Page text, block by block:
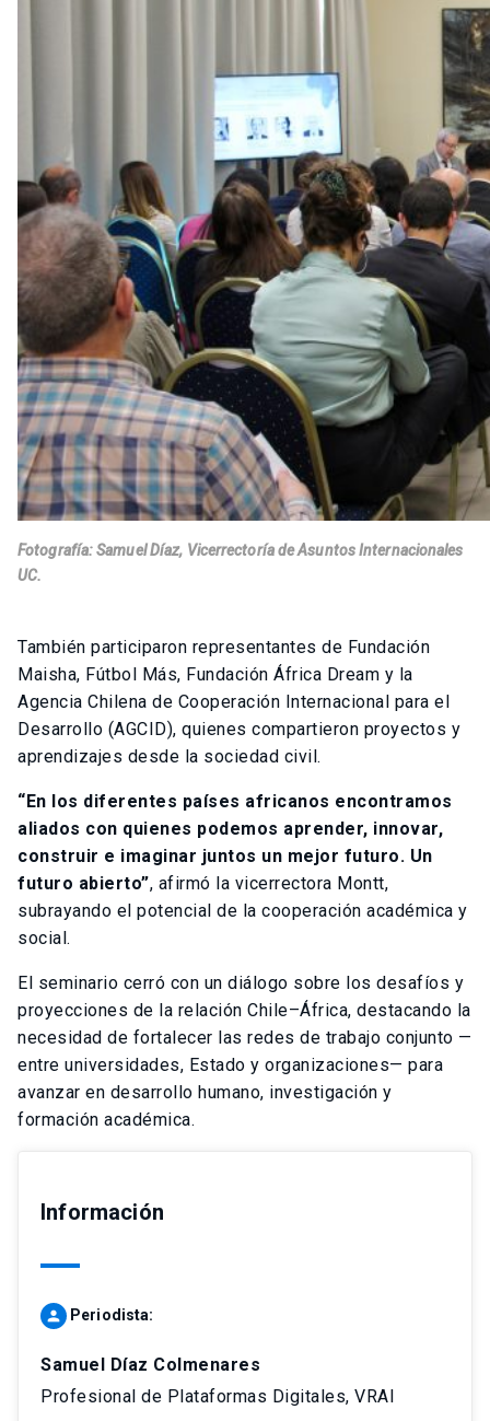
Fotografía: Samuel Díaz, Vicerrectoría de Asuntos Internacionales
UC.
También participaron representantes de Fundación
Maisha, Fútbol Más, Fundación África Dream y la
Agencia Chilena de Cooperación Internacional para el
Desarrollo (AGCID), quienes compartieron proyectos y
aprendizajes desde la sociedad civil.
“En los diferentes países africanos encontramos
aliados con quienes podemos aprender, innovar,
construir e imaginar juntos un mejor futuro. Un
futuro abierto”, afirmó la vicerrectora Montt,
subrayando el potencial de la cooperación académica y
social.
El seminario cerró con un diálogo sobre los desafíos y
proyecciones de la relación Chile–África, destacando la
necesidad de fortalecer las redes de trabajo conjunto —
entre universidades, Estado y organizaciones— para
avanzar en desarrollo humano, investigación y
formación académica.
Información
person Periodista:
Samuel Díaz Colmenares
Profesional de Plataformas Digitales, VRAI